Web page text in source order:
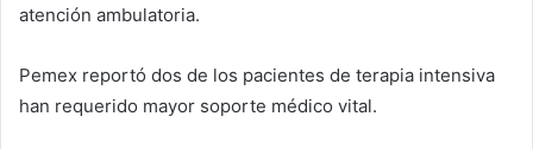
atención ambulatoria.
Pemex reportó dos de los pacientes de terapia intensiva
han requerido mayor soporte médico vital.